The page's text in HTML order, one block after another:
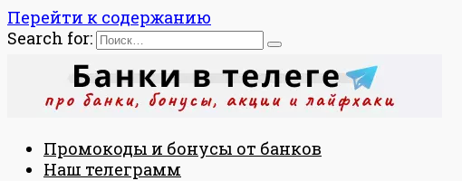
Перейти к содержанию
Search for:
Промокоды и бонусы от банков
Наш телеграмм